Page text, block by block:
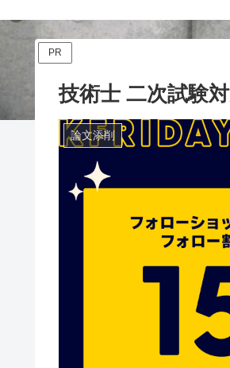
PR
技術士 二次試験
論文添削